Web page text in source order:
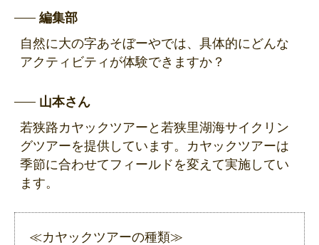
編集部
自然に大の字あそぼーやでは、具体的にどんな
アクティビティが体験できますか？
山本さん
若狭路カヤックツアーと若狭里湖海サイクリン
グツアーを提供しています。カヤックツアーは
季節に合わせてフィールドを変えて実施してい
ます。
≪カヤックツアーの種類≫